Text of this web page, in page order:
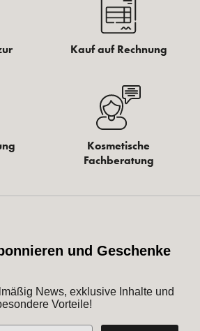
Kauf auf Rechnung
Kosmetische
Fachberatung
und Geschenke
News, exklusive Inhalte und
Vorteile!